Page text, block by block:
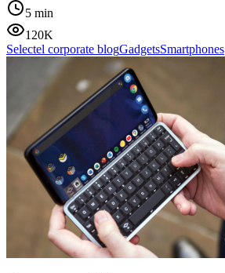
5 min
120K
Selectel corporate blogGadgetsSmartphones